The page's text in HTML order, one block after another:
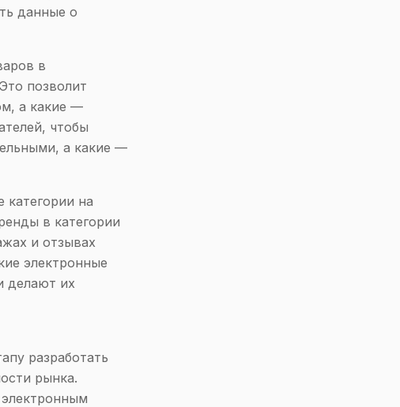
данные о
в
позволит
а какие —
чтобы
а какие —
на
в категории
и отзывах
электронные
делают их
разработать
рынка.